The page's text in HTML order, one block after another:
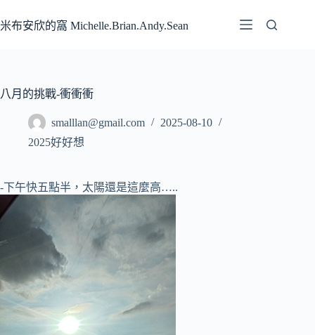
至
容
米布安欣的窩 Michelle.Brian.Andy.Sean
八月的挑戰-衝衝衝
smalllan@gmail.com
2025-08-10
2025好好想
-下午快五點半，太陽還是這麼高…..